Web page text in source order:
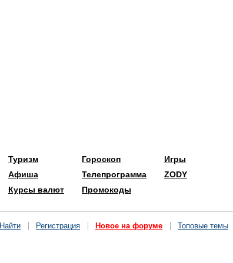
Туризм
Афиша
Курсы валют
Гороскоп
Телепрограмма
Промокоды
Игры
ZODY
Найти Регистрация Новое на форуме Топовые темы